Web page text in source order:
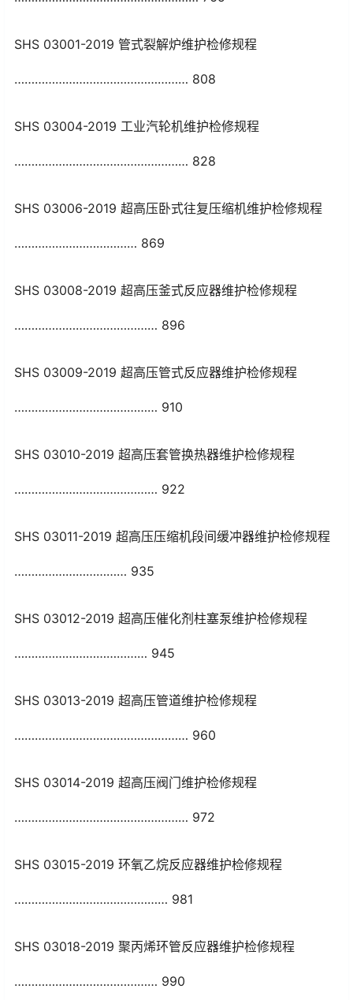
SHS 03001-2019 管式裂解炉维护检修规程
…………………………………………… 808
SHS 03004-2019 工业汽轮机维护检修规程
…………………………………………… 828
SHS 03006-2019 超高压卧式往复压缩机维护检修规程
……………………………… 869
SHS 03008-2019 超高压釜式反应器维护检修规程
…………………………………… 896
SHS 03009-2019 超高压管式反应器维护检修规程
…………………………………… 910
SHS 03010-2019 超高压套管换热器维护检修规程
…………………………………… 922
SHS 03011-2019 超高压压缩机段间缓冲器维护检修规程
…………………………… 935
SHS 03012-2019 超高压催化剂柱塞泵维护检修规程
………………………………… 945
SHS 03013-2019 超高压管道维护检修规程
…………………………………………… 960
SHS 03014-2019 超高压阀门维护检修规程
…………………………………………… 972
SHS 03015-2019 环氧乙烷反应器维护检修规程
……………………………………… 981
SHS 03018-2019 聚丙烯环管反应器维护检修规程
…………………………………… 990